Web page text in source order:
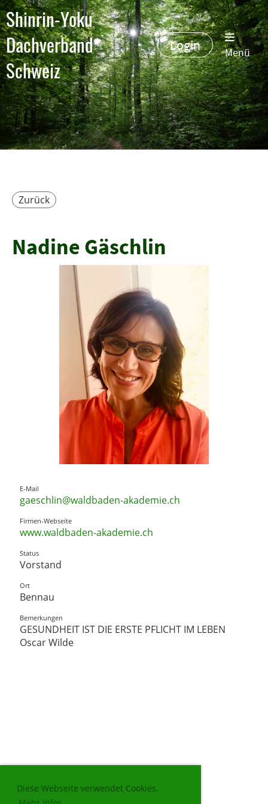
Diese Webseite verwendet Cookies.
Shinrin-Yoku
Dachverband
Schweiz
Login Menü
Zurück
Nadine Gäschlin
E-Mail
gaeschlin@waldbaden-akademie.ch
Firmen-Webseite
www.waldbaden-akademie.ch
Status
Vorstand
Ort
Bennau
Bemerkungen
GESUNDHEIT IST DIE ERSTE PFLICHT IM LEBEN
​Oscar Wilde